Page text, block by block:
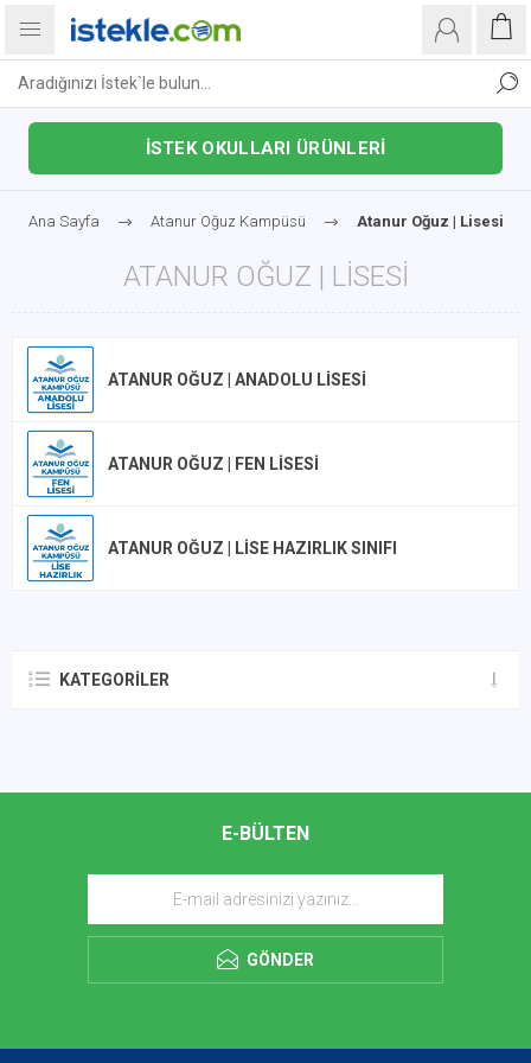
İSTEK OKULLARI ÜRÜNLERİ
Ana Sayfa Atanur Oğuz Kampüsü Atanur Oğuz | Lisesi
ATANUR OĞUZ | LISESI
ATANUR OĞUZ | ANADOLU LISESI
ATANUR OĞUZ | FEN LISESI
ATANUR OĞUZ | LISE HAZIRLIK SINIFI
KATEGORILER
E-BÜLTEN
GÖNDER